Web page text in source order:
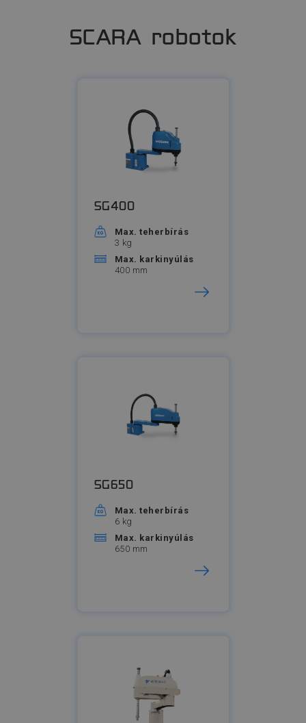
SCARA robotok
SG400
Max. teherbírás
3 kg
Max. karkinyúlás
400 mm
SG650
Max. teherbírás
6 kg
Max. karkinyúlás
650 mm